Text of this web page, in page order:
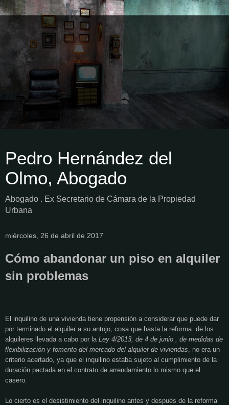
Pedro Hernández del
Olmo, Abogado
Abogado . Ex Secretario de Cámara de la Propiedad
Urbana
miércoles, 26 de abril de 2017
Cómo abandonar un piso en alquiler
sin problemas
El inquilino de una vivienda tiene propensión a considerar que puede dar
por terminado el alquiler a su antojo, cosa que hasta la reforma de los
alquileres llevada a cabo por la Ley 4/2013, de 4 de junio , de medidas de
flexibilización y fomento del mercado del alquiler de viviendas , no era un
criterio acertado, ya que el inquilino estaba sujeto al cumplimiento de la
duración pactada en el contrato de arrendamiento lo mismo que el
casero.
Lo cierto es el desistimiento del inquilino antes y después de la reforma